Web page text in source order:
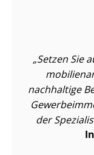
Setzen Sie
nachhaltige
der